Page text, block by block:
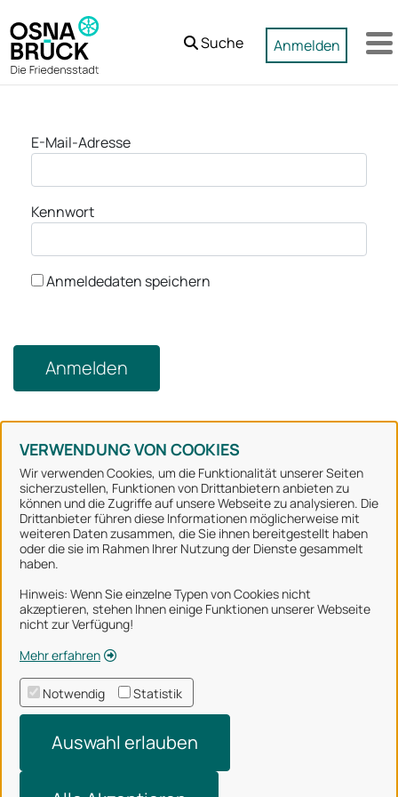
Zum Hauptinhalt springen
VERWENDUNG VON COOKIES
Wir verwenden Cookies, um die Funktionalität unserer Seiten
sicherzustellen, Funktionen von Drittanbietern anbieten zu
können und die Zugriffe auf unsere Webseite zu analysieren. Die
Drittanbieter führen diese Informationen möglicherweise mit
weiteren Daten zusammen, die Sie ihnen bereitgestellt haben
oder die sie im Rahmen Ihrer Nutzung der Dienste gesammelt
haben.
Hinweis: Wenn Sie einzelne Typen von Cookies nicht
akzeptieren, stehen Ihnen einige Funktionen unserer Webseite
nicht zur Verfügung!
Mehr erfahren
Notwendig Statistik
Auswahl erlauben
Suche Anmelden
Anmeldung
E-Mail-Adresse
Kennwort
Anmeldedaten speichern
Anmelden
Stadt Osnabrück
Alle Rechte vorbehalten
Über uns
Impressum
Datenschutzerklärung